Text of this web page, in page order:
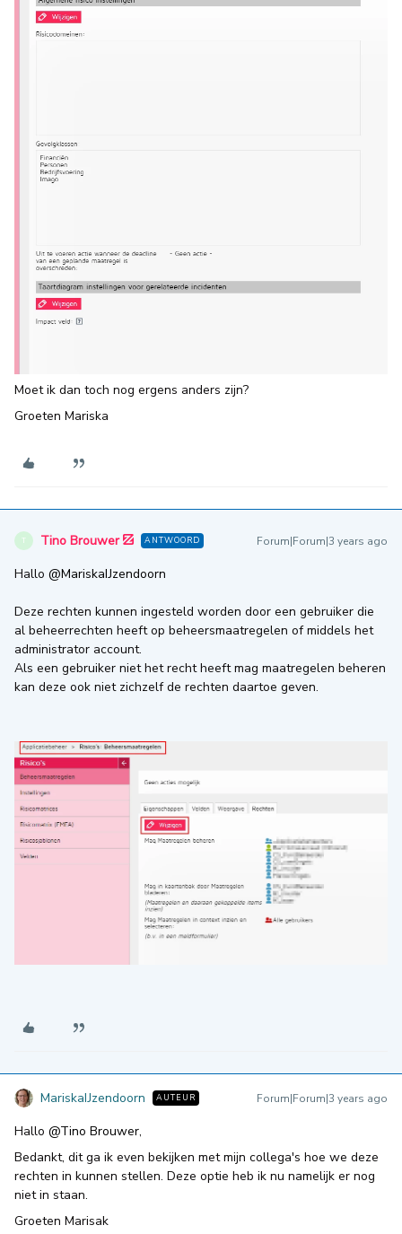
Moet ik dan toch nog ergens anders zijn?
Groeten Mariska
T Tino Brouwer ANTWOORD Forum|Forum|3 years ago
Hallo @MariskaIJzendoorn
Deze rechten kunnen ingesteld worden door een gebruiker die
al beheerrechten heeft op beheersmaatregelen of middels het
administrator account.
Als een gebruiker niet het recht heeft mag maatregelen beheren
kan deze ook niet zichzelf de rechten daartoe geven.
MariskaIJzendoorn AUTEUR Forum|Forum|3 years ago
Hallo @Tino Brouwer,
Bedankt, dit ga ik even bekijken met mijn collega's hoe we deze
rechten in kunnen stellen. Deze optie heb ik nu namelijk er nog
niet in staan.
Groeten Marisak